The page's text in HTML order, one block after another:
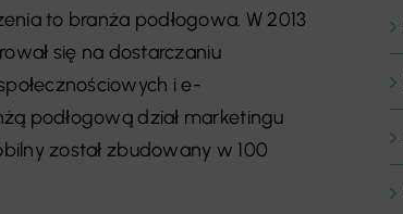
to branża podłogowa. W 2013
się na dostarczaniu
i e-
podłogową dział marketingu
został zbudowany w 100